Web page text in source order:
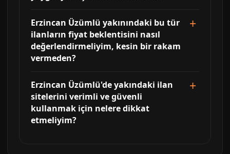
Erzincan Üzümlü yakınındaki bu tür
ilanların fiyat beklentisini nasıl
değerlendirmeliyim, kesin bir rakam
vermeden?
Erzincan Üzümlü'de yakındaki ilan
sitelerini verimli ve güvenli
kullanmak için nelere dikkat
etmeliyim?